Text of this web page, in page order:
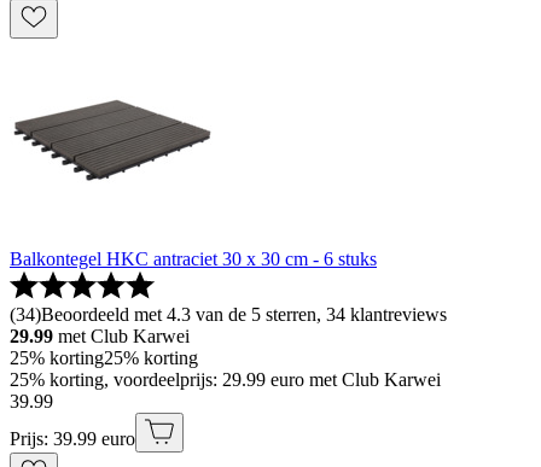
Balkontegel HKC antraciet 30 x 30 cm - 6 stuks
(34)Beoordeeld met 4.3 van de 5 sterren, 34 klantreviews
29.99 met Club Karwei
25% korting25% korting
25% korting, voordeelprijs: 29.99 euro met Club Karwei
39.99
Prijs: 39.99 euro